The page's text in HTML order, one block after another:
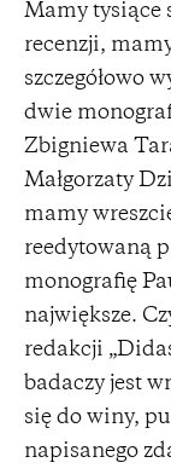
Mamy tysiące
recenzji,
szczegółowo
dwie
Zbigniewa
Małgorzaty
mamy
reedytowaną
monografię
największe.
redakcji
badaczy jest
się do winy,
napisanego